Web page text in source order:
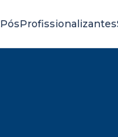
PósProfissionalizantes